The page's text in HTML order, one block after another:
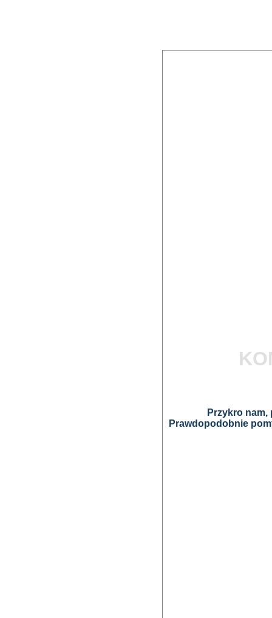
Przykro
Prawdopodobnie